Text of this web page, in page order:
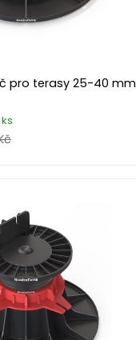
pro terasy 25-40 mm